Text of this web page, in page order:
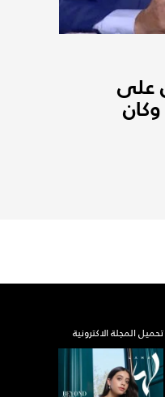
على
تحميل المجلة الاكترونية